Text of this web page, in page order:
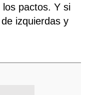
pactos. Y si
izquierdas y